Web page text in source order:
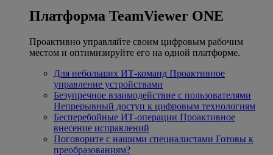
Платформа TeamViewer ONE
Проактивно управляйте своим цифровым рабочим
местом и оптимизируйте его на одной платформе.
Для небольших ИТ-команд Проактивное
управление устройствами
Безупречное взаимодействие с пользователями
Непрерывный доступ к цифровым технологиям
Бесперебойные ИТ-операции Проактивное
внесение исправлений
Поговорите с нашими специалистами Готовы к
преобразованиям?